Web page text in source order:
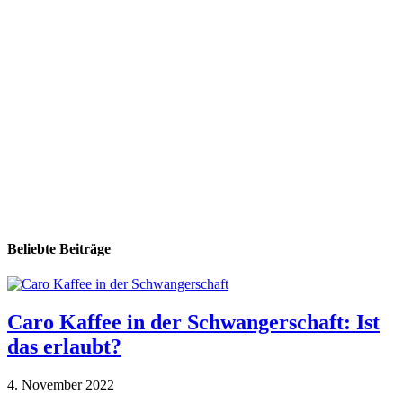
Beliebte Beiträge
Caro Kaffee in der Schwangerschaft: Ist
das erlaubt?
4. November 2022